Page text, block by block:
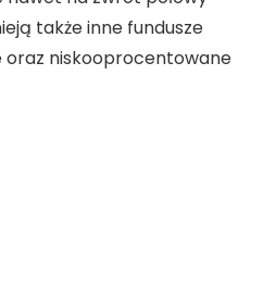
także inne fundusze
oraz niskooprocentowane